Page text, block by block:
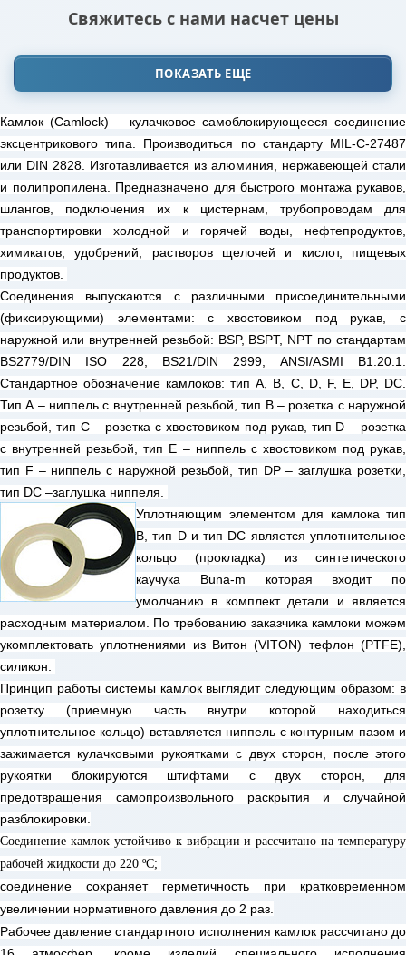
Свяжитесь с нами насчет цены
ПОКАЗАТЬ ЕЩЕ
Камлок (Camlock) – кулачковое самоблокирующееся соединение
эксцентрикового типа. Производиться по стандарту MIL-C-27487
или DIN 2828. Изготавливается из алюминия, нержавеющей стали
и полипропилена. Предназначено для быстрого монтажа рукавов,
шлангов, подключения их к цистернам, трубопроводам для
транспортировки холодной и горячей воды, нефтепродуктов,
химикатов, удобрений, растворов щелочей и кислот, пищевых
продуктов.
Соединения выпускаются с различными присоединительными
(фиксирующими) элементами: с хвостовиком под рукав, с
наружной или внутренней резьбой: BSP, BSPT, NPT по стандартам
BS2779/DIN ISO 228, BS21/DIN 2999, ANSI/ASMI B1.20.1.
Стандартное обозначение камлоков: тип А, B, C, D, F, E, DP, DC.
Тип А – ниппель с внутренней резьбой, тип B – розетка с наружной
резьбой, тип С – розетка с хвостовиком под рукав, тип D – розетка
с внутренней резьбой, тип Е – ниппель с хвостовиком под рукав,
тип F – ниппель с наружной резьбой, тип DP – заглушка розетки,
тип DC –заглушка ниппеля.
Уплотняющим элементом для камлока тип
B, тип D и тип DC является уплотнительное
кольцо (прокладка) из синтетического
каучука Buna-m которая входит по
умолчанию в комплект детали и является
расходным материалом. По требованию заказчика камлоки можем
укомплектовать уплотнениями из Витон (VITON) тефлон (PTFE),
силикон.
Принцип работы системы камлок выглядит следующим образом: в
розетку (приемную часть внутри которой находиться
уплотнительное кольцо) вставляется ниппель с контурным пазом и
зажимается кулачковыми рукоятками с двух сторон, после этого
рукоятки блокируются штифтами с двух сторон, для
предотвращения самопроизвольного раскрытия и случайной
разблокировки.
Соединение камлок устойчиво к вибрации и рассчитано на температуру
рабочей жидкости до 220 ºС;
соединение сохраняет герметичность при кратковременном
увеличении нормативного давления до 2 раз.
Рабочее давление стандартного исполнения камлок рассчитано до